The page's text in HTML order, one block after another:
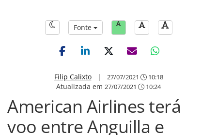
Fonte
Filip Calixto| 27/07/2021 10:18
Atualizada em 27/07/2021 10:24
American Airlines terá
voo entre Anguilla e